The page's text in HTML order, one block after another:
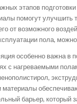
этапов
помогут улучшить
от возможного
пола,
особенно важна в
с нагреваемыми
материалы
барьер, который